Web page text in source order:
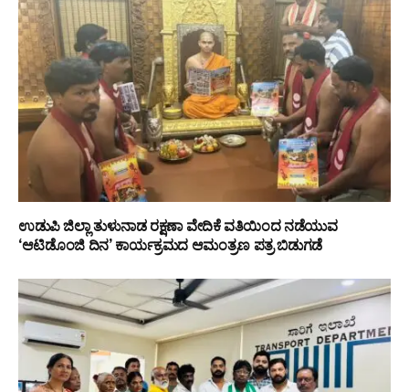
ಉಡುಪಿ ಜಿಲ್ಲಾ ತುಳುನಾಡ ರಕ್ಷಣಾ ವೇದಿಕೆ ವತಿಯಿಂದ ನಡೆಯುವ
‘ಆಟಿಡೊಂಜಿ ದಿನ’ ಕಾರ್ಯಕ್ರಮದ ಆಮಂತ್ರಣ ಪತ್ರ ಬಿಡುಗಡೆ